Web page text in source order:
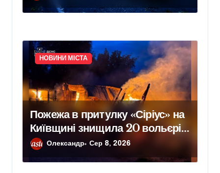
НОВИНИ МІСТА
Пожежа в притулку «Сіріус» на
Київщині знищила 20 вольєрів
для тварин
Олександр Сер 8, 2026